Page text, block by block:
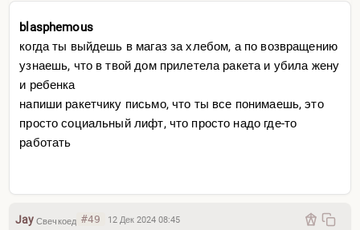
blasphemous
когда ты выйдешь в магаз за хлебом, а по возвращению
узнаешь, что в твой дом прилетела ракета и убила жену
и ребенка
напиши ракетчику письмо, что ты все понимаешь, это
просто социальный лифт, что просто надо где-то
работать
Jay Свечкоед #49 12 Дек 2024 08:45